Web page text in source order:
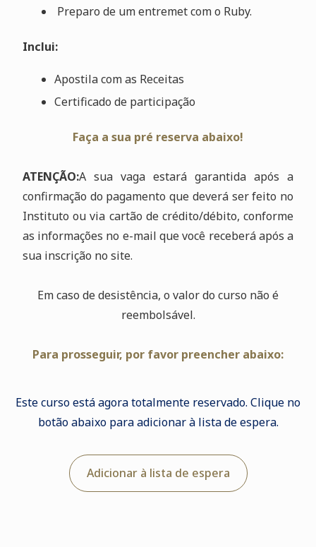
Preparo de um entremet com o Ruby.
Inclui:
Apostila com as Receitas
Certificado de participação
Faça a sua pré reserva abaixo!
ATENÇÃO:A sua vaga estará garantida após a
confirmação do pagamento que deverá ser feito no
Instituto ou via cartão de crédito/débito, conforme
as informações no e-mail que você receberá após a
sua inscrição no site.
Em caso de desistência, o valor do curso não é
reembolsável.
Para prosseguir, por favor preencher abaixo:
Este curso está agora totalmente reservado. Clique no
botão abaixo para adicionar à lista de espera.
Adicionar à lista de espera